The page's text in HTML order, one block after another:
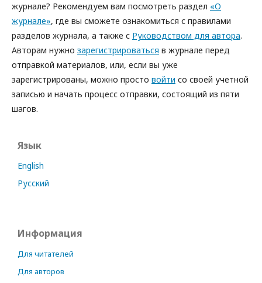
журнале? Рекомендуем вам посмотреть раздел «О
журнале», где вы сможете ознакомиться с правилами
разделов журнала, а также с Руководством для автора.
Авторам нужно зарегистрироваться в журнале перед
отправкой материалов, или, если вы уже
зарегистрированы, можно просто войти со своей учетной
записью и начать процесс отправки, состоящий из пяти
шагов.
Язык
English
Русский
Информация
Для читателей
Для авторов